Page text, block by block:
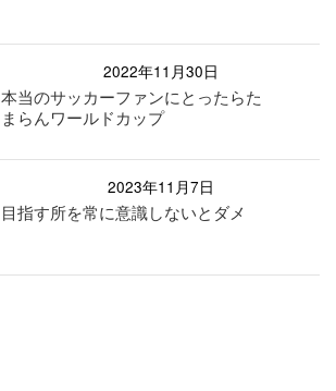
2022年11月30日
本当のサッカーファンにとったらた
まらんワールドカップ
2023年11月7日
目指す所を常に意識しないとダメ